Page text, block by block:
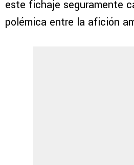
este fichaje seguramente
polémica entre la afición